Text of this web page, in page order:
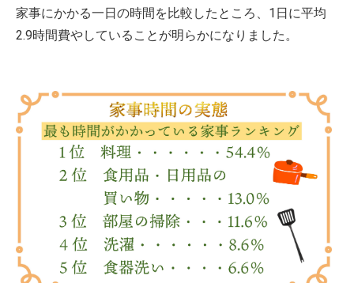
家事にかかる一日の時間を比較したところ、1日に平均
2.9時間費やしていることが明らかになりました。